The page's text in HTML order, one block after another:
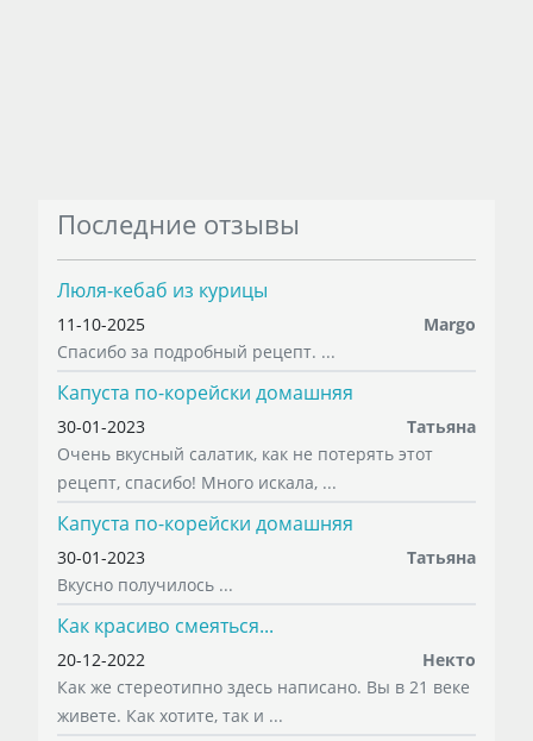
Последние отзывы
Люля-кебаб из курицы
11-10-2025
Margo
Спасибо за подробный рецепт. ...
Капуста по-корейски домашняя
30-01-2023
Татьяна
Очень вкусный салатик, как не потерять этот
рецепт, спасибо! Много искала, ...
Капуста по-корейски домашняя
30-01-2023
Татьяна
Вкусно получилось ...
Как красиво смеяться...
20-12-2022
Некто
Как же стереотипно здесь написано. Вы в 21 веке
живете. Как хотите, так и ...